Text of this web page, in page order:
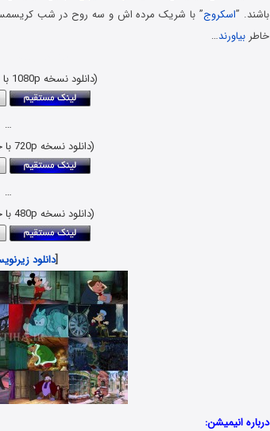
باشند. ”اسکروج” با شریک مرده اش و سه روح در شب کریسمس
خاطربیاورند…
(دانلود نسخه 1080p با حجم 403 مگابایت)
…
(دانلود نسخه 720p با حجم 213 مگابایت)
…
(دانلود نسخه 480p با حجم 104 مگابایت)
[دانلود
درباره انیمیشن: